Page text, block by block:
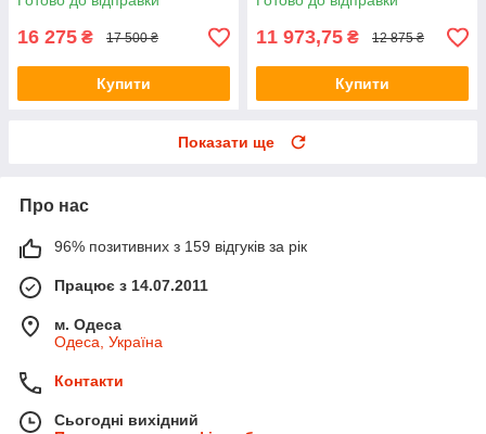
16 275 ₴ 17 500 ₴
Купити
11 973,75 ₴ 12 875 ₴
Купити
Показати ще
Про нас
96% позитивних з 159 відгуків за рік
Працює з 14.07.2011
м. Одеса
Одеса, Україна
Контакти
Сьогодні вихідний